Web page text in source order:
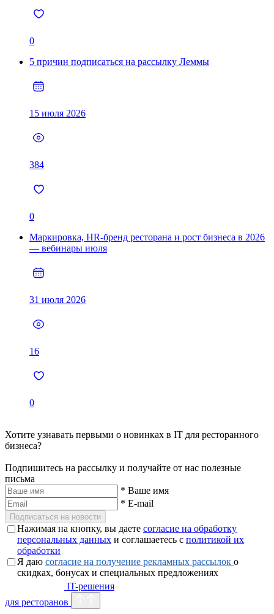
0
5 причин подписаться на рассылку Леммы
15 июля 2026
384
0
Маркировка, HR-бренд ресторана и рост бизнеса в 2026
— вебинары июля
31 июля 2026
16
0
Хотите узнавать первыми о новинках в IT для ресторанного
бизнеса?
Подпишитесь на рассылку и получайте от нас полезные
письма
* Ваше имя
* E-mail
Подписаться на новости
Нажимая на кнопку, вы даете согласие на обработку
персональных данных и соглашаетесь с политикой их
обработки
Я даю согласие на получение рекламных рассылок о
скидках, бонусах и специальных предложениях
IT-решения
для ресторанов